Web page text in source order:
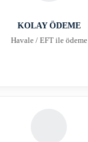
KOLAY ÖDEME
Havale / EFT ile ödeme